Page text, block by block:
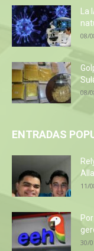
08/
08/
ENTRADAS
11/
30/